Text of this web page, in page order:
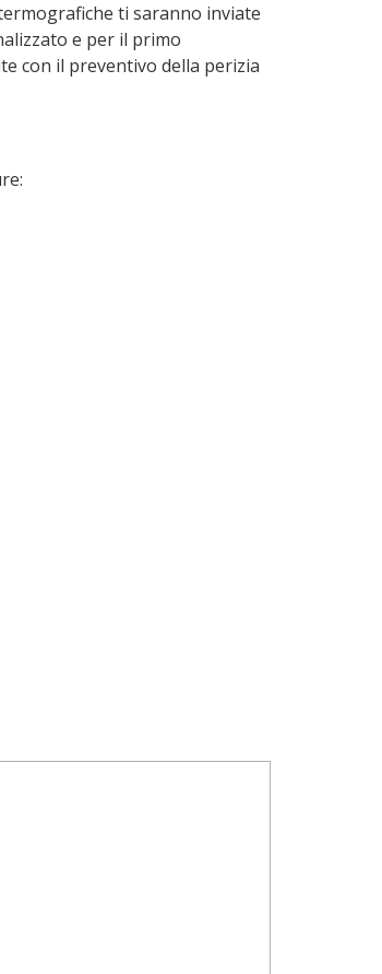
ti saranno inviate
e per il primo
con il preventivo della perizia